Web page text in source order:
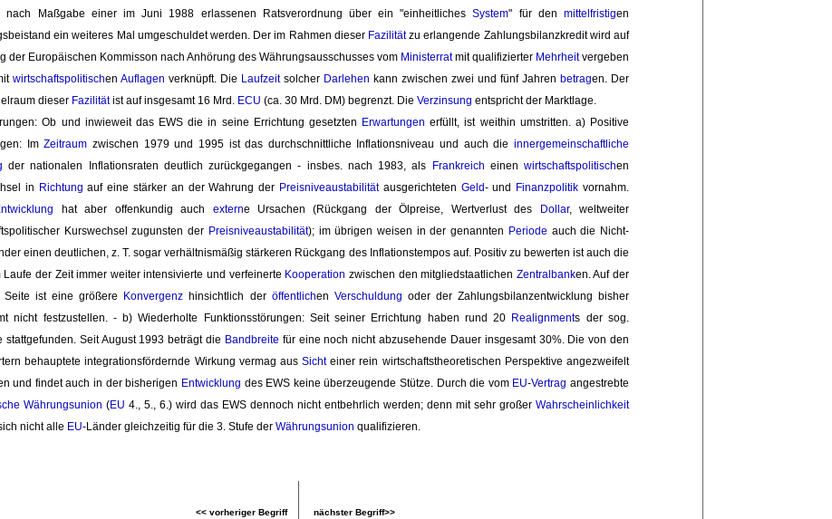
nach Maßgabe einer im Juni 1988 erlassenen Ratsverordnung über ein "einheitlichesSystem" für den mittelfristigen
ein weiteres Mal umgeschuldet werden. Der im Rahmen dieser Fazilitätzu erlangende Zahlungsbilanzkredit wird auf
der Europäischen Kommisson nach Anhörung des Währungsausschusses vom Ministerratmit qualifizierter Mehrheitvergeben
wirtschaftspolitischen Auflagen verknüpft. Die Laufzeitsolcher Darlehen kann zwischen zwei und fünf Jahren betragen. Der
dieser Fazilitätist auf insgesamt 16 Mrd. ECU (ca. 30 Mrd. DM) begrenzt. Die Verzinsung entspricht der Marktlage.
Ob und inwieweit das EWS die in seine Errichtung gesetzten Erwartungen erfüllt, ist weithin umstritten. a) Positive
ImZeitraum zwischen 1979 und 1995 ist das durchschnittliche Inflationsniveau und auch die innergemeinschaftliche
der nationalen Inflationsraten deutlich zurückgegangen - insbes. nach 1983, als Frankreich einen wirtschaftspolitischen
in Richtung auf eine stärker an der Wahrung der Preisniveaustabilitätausgerichteten Geld- und Finanzpolitik vornahm.
hat aber offenkundig auch externe Ursachen (Rückgang der Ölpreise, Wertverlust des Dollar, weltweiter
Kurswechsel zugunsten der Preisniveaustabilität); im übrigen weisen in der genannten Periode auch die Nicht-
einen deutlichen, z. T. sogar verhältnismäßig stärkeren Rückgang des Inflationstempos auf. Positiv zu bewerten ist auch die
Laufe der Zeit immer weiter intensivierte und verfeinerte Kooperation zwischen den mitgliedstaatlichen Zentralbanken. Auf der
Seite ist eine größere
Konvergenz hinsichtlich der öffentlichen Verschuldung oder der Zahlungsbilanzentwicklung bisher
nicht festzustellen. - b) Wiederholte Funktionsstörungen: Seit seiner Errichtung haben rund 20 Realignments der sog.
stattgefunden. Seit August 1993 beträgt die Bandbreite für eine noch nicht abzusehende Dauer insgesamt 30%. Die von den
behauptete integrationsfördernde Wirkung vermag ausSichteiner rein wirtschaftstheoretischen Perspektive angezweifelt
und findet auch in der bisherigen Entwicklung des EWS keine überzeugende Stütze. Durch die vom EU-Vertrag angestrebte
Währungsunion (EU 4., 5., 6.) wird das EWS dennoch nicht entbehrlich werden; denn mit sehr großer Wahrscheinlichkeit
nicht alle EU-Länder gleichzeitig für die 3. Stufe der Währungsunion qualifizieren.
<< vorheriger Begriff nächster Begriff>>